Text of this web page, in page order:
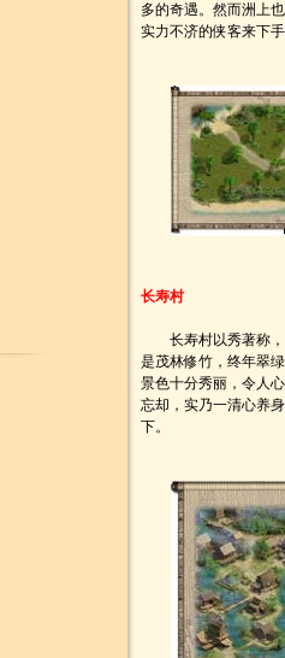
多的奇遇。然而洲上
实力不济的侠客来下
长寿村
长寿村以秀著称，
是茂林修竹，终年翠
景色十分秀丽，令人
忘却，实乃一清心养
下。